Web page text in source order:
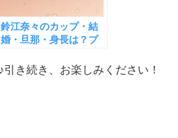
鈴江奈々のカップ・結
婚・旦那・身長は？プ
とめき続き、お楽しみください！